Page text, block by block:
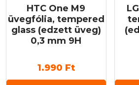
HTC One M9
üvegfólia, tempered
glass (edzett üveg)
0,3 mm 9H
1.990 Ft